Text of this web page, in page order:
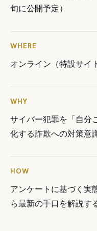
旬に公開予定）
WHERE
オンライン（特設サイ
WHY
サイバー犯罪を「自分
化する詐欺への対策意
HOW
アンケートに基づく実
ら最新の手口を解説す